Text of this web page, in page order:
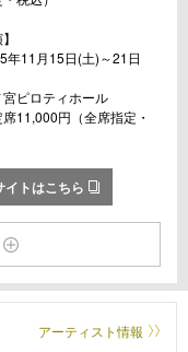
年11月15日(土)～21日
ピロティホール
11,000円（全席指定・
イトはこちら
アーティスト情報